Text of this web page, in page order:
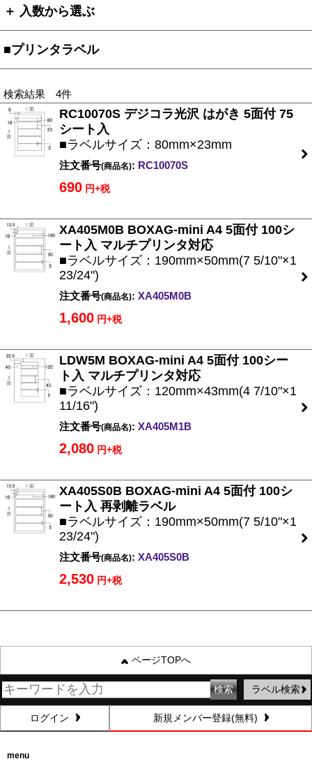
＋ 入数から選ぶ
■プリンタラベル
検索結果 4件
RC10070S デジコラ光沢 はがき 5面付 75
シート入
■ラベルサイズ：80mm×23mm
注文番号(商品名): RC10070S
690 円+税
XA405M0B BOXAG-mini A4 5面付 100シ
ート入 マルチプリンタ対応
■ラベルサイズ：190mm×50mm(7 5/10"×1
23/24")
注文番号(商品名): XA405M0B
1,600 円+税
LDW5M BOXAG-mini A4 5面付 100シー
ト入 マルチプリンタ対応
■ラベルサイズ：120mm×43mm(4 7/10"×1
11/16")
注文番号(商品名): XA405M1B
2,080 円+税
XA405S0B BOXAG-mini A4 5面付 100シ
ート入 再剥離ラベル
■ラベルサイズ：190mm×50mm(7 5/10"×1
23/24")
注文番号(商品名): XA405S0B
2,530 円+税
ページTOPへ
ラベル検索
ログイン 新規メンバー登録(無料)
menu